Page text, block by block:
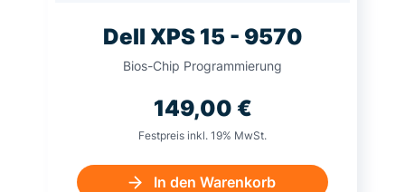
Dell XPS 15 - 9570
Bios-Chip Programmierung
149,00 €
Festpreis inkl. 19% MwSt.
In den Warenkorb